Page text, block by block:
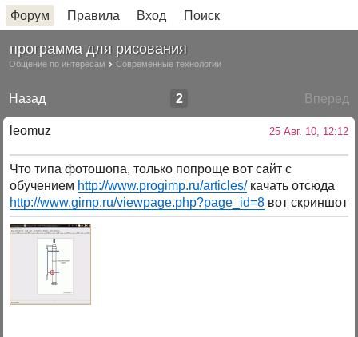
Форум Правила Вход Поиск
программа для рисования
Общение по интересам Современные технологии
Назад Вперед
2
leomuz 25 Авг. 10, 12:12
Что типа фотошопа, только попроще вот сайт с
обучением http://www.progimp.ru/articles/качать отсюда
http://www.gimp.ru/viewpage.php?page_id=8 вот скриншот